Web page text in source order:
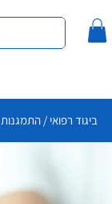
ביגוד רפואי / התמגנות